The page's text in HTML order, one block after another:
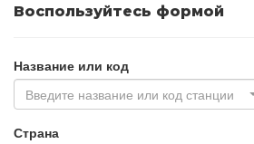
Воспользуйтесь формой
Название или код
Введите название или код станции
Страна